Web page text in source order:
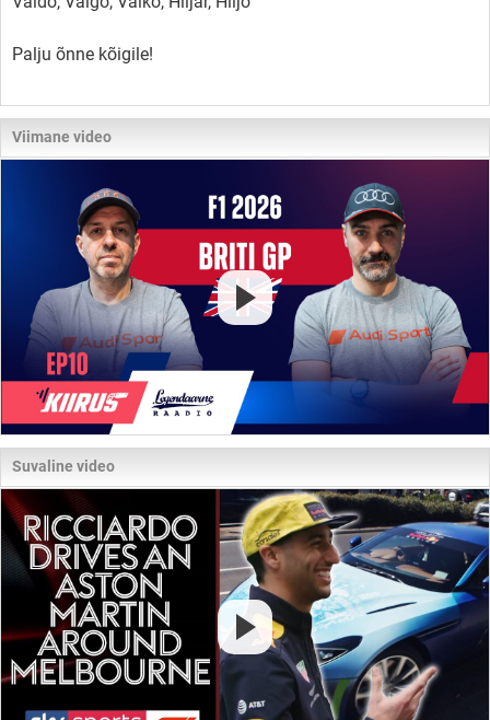
Palju õnne kõigile!
Viimane video
Suvaline video